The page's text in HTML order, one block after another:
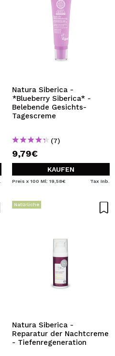
Natura Siberica -
*Blueberry Siberica* -
Belebende Gesichts-
Tagescreme
(7)
9,79€
KAUFEN
Preis x 100 Ml: 19,58€ Tax Inb.
Natürliche
Natura Siberica -
Reparatur der Nachtcreme
- Tiefenregeneration